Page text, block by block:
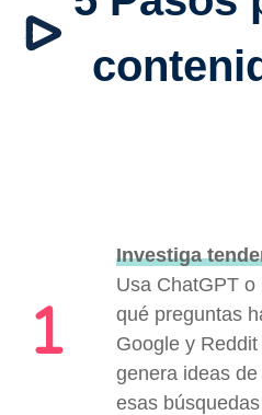
Investiga
Usa ChatGPT
qué preguntas
Google y
genera ideas
esas